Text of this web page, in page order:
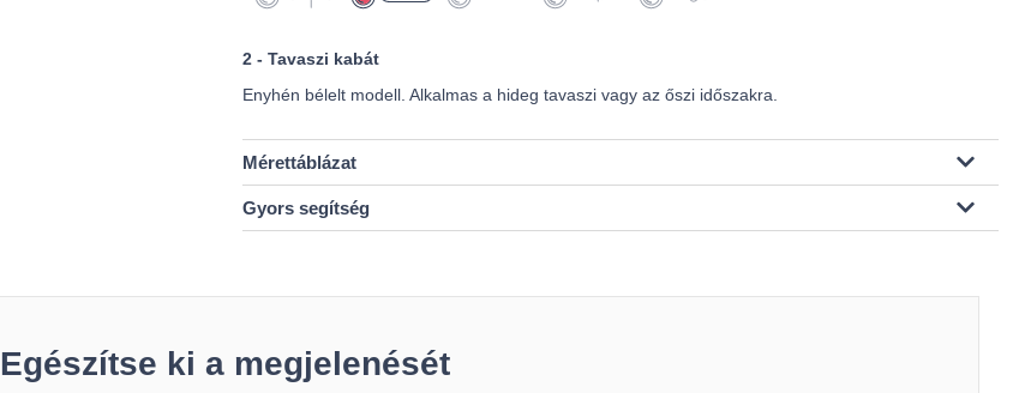
2 - Tavaszi kabát
Enyhén bélelt modell. Alkalmas a hideg tavaszi vagy az őszi időszakra.
Mérettáblázat
Gyors segítség
Egészítse ki a megjelenését